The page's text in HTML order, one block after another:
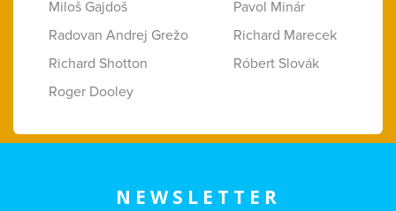
Miloš Gajdoš
Pavol Minár
Radovan Andrej Grežo
Richard Marecek
Richard Shotton
Róbert Slovák
Roger Dooley
NEWSLETTER